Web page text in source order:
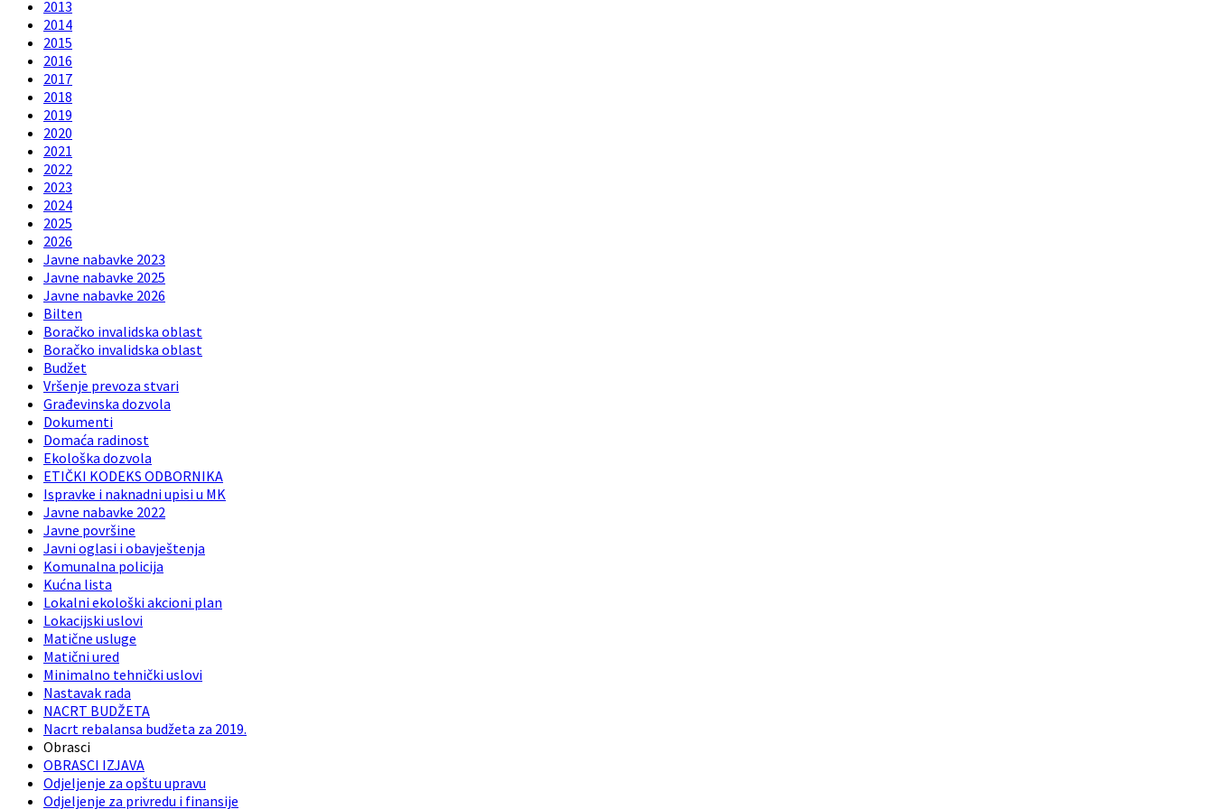
2013
2014
2015
2016
2017
2018
2019
2020
2021
2022
2023
2024
2025
2026
Javne nabavke 2023
Javne nabavke 2025
Javne nabavke 2026
Bilten
Boračko invalidska oblast
Boračko invalidska oblast
Budžet
Vršenje prevoza stvari
Građevinska dozvola
Dokumenti
Domaća radinost
Ekološka dozvola
ETIČKI KODEKS ODBORNIKA
Ispravke i naknadni upisi u MK
Javne nabavke 2022
Javne površine
Javni oglasi i obavještenja
Komunalna policija
Kućna lista
Lokalni ekološki akcioni plan
Lokacijski uslovi
Matične usluge
Matični ured
Minimalno tehnički uslovi
Nastavak rada
NACRT BUDŽETA
Nacrt rebalansa budžeta za 2019.
Obrasci
OBRASCI IZJAVA
Odjeljenje za opštu upravu
Odjeljenje za privredu i finansije